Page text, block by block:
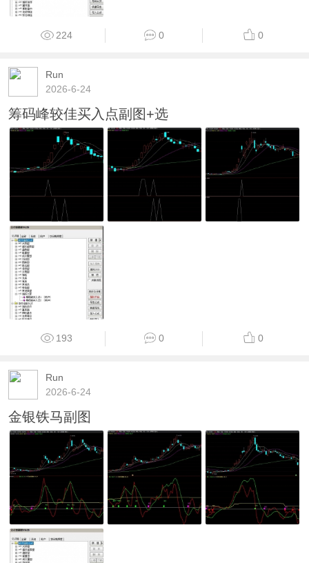
224 0 0
Run
2026-6-24
筹码峰较佳买入点副图+选
193 0 0
Run
2026-6-24
金银铁马副图